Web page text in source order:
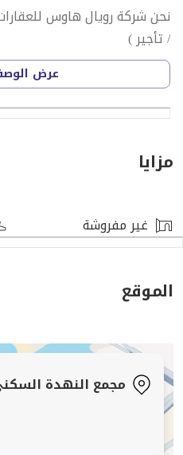
نحن شركة رويال هاوس
/ تأجير )
جميع العقارات في امارة
( أراضي / بنايات / فلل /
تجارية )
الشارقه
ويسعدنا التعامل معكم في اي
عرض
مزايا
غير مفروشة
الموقع
مجمع النهدة